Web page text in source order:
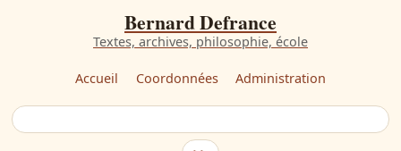
Bernard Defrance
Textes, archives, philosophie, école
Accueil Coordonnées Administration